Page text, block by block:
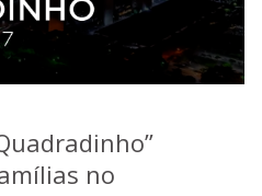
no